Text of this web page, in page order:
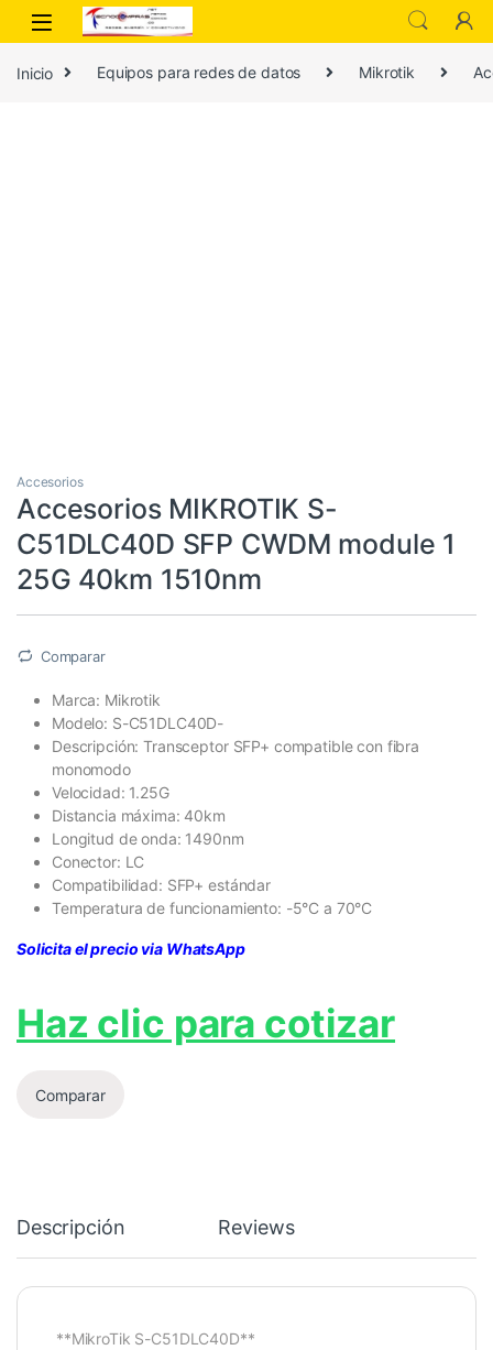
Inicio Equipos para redes de datos Mikrotik
Accesorios
Accesorios MIKROTIK S-
C51DLC40D SFP CWDM module 1
25G 40km 1510nm
Comparar
Marca: Mikrotik
Modelo: S-C51DLC40D-
Descripción: Transceptor SFP+ compatible con fibra
monomodo
Velocidad: 1.25G
Distancia máxima: 40km
Longitud de onda: 1490nm
Conector: LC
Compatibilidad: SFP+ estándar
Temperatura de funcionamiento: -5°C a 70°C
Solicita el precio via WhatsApp
Haz clic para cotizar
Comparar
Descripción Reviews
**MikroTik S-C51DLC40D**